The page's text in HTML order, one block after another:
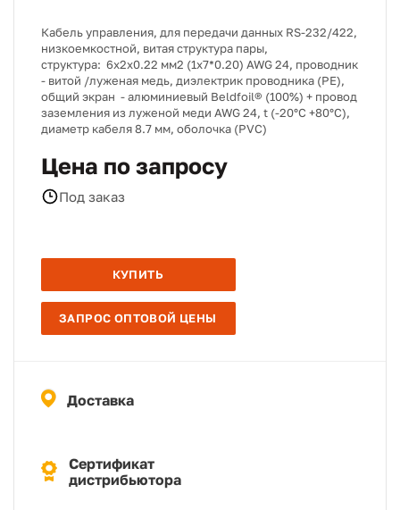
Кабель управления, для передачи данных RS-232/422,
низкоемкостной, витая структура пары,
структура: 6х2x0.22 мм2 (1х7*0.20) AWG 24, проводник
- витой /луженая медь, диэлектрик проводника (PE),
общий экран - алюминиевый Beldfoil® (100%) + провод
заземления из луженой меди AWG 24, t (-20°C +80°C),
диаметр кабеля 8.7 мм, оболочка (PVC)
Цена по запросу
Под заказ
КУПИТЬ
ЗАПРОС ОПТОВОЙ ЦЕНЫ
Доставка
Сертификат
дистрибьютора